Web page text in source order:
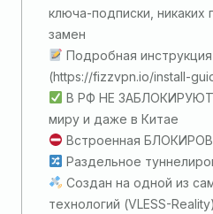
ключа-подписки, никаких
замен
Подробная инструкция
(https://fizzvpn.io/install-
В РФ НЕ
миру и даже в Китае
Встроенная
Раздельное
Создан на одной из
технологий (VLESS-Reality)